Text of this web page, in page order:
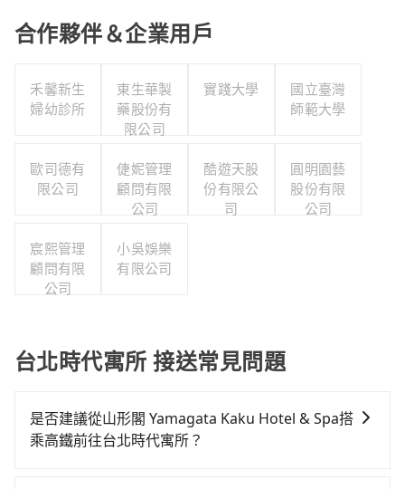
合作夥伴＆企業用戶
禾馨新生
婦幼診所
東生華製
藥股份有
限公司
實踐大學
國立臺灣
師範大學
歐司德有
限公司
倢妮管理
顧問有限
公司
酷遊天股
份有限公
司
圓明園藝
股份有限
公司
宸熙管理
顧問有限
公司
小吳娛樂
有限公司
台北時代寓所 接送常見問題
是否建議從山形閣 Yamagata Kaku Hotel & Spa搭
乘高鐵前往台北時代寓所？